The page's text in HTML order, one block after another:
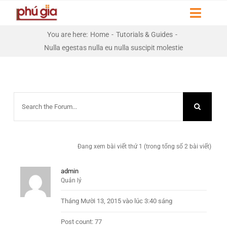
DỰ ÁN
LIÊN HỆ
You are here: Home - Tutorials & Guides -
Nulla egestas nulla eu nulla suscipit molestie
Đang xem bài viết thứ 1 (trong tổng số 2 bài viết)
admin
Quản lý
Tháng Mười 13, 2015 vào lúc 3:40 sáng
Post count: 77